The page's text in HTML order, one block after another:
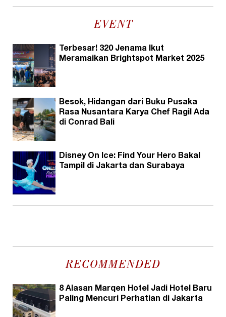
EVENT
Terbesar! 320 Jenama Ikut
Meramaikan Brightspot Market 2025
Besok, Hidangan dari Buku Pusaka
Rasa Nusantara Karya Chef Ragil Ada
di Conrad Bali
Disney On Ice: Find Your Hero Bakal
Tampil di Jakarta dan Surabaya
RECOMMENDED
8 Alasan Marqen Hotel Jadi Hotel Baru
Paling Mencuri Perhatian di Jakarta